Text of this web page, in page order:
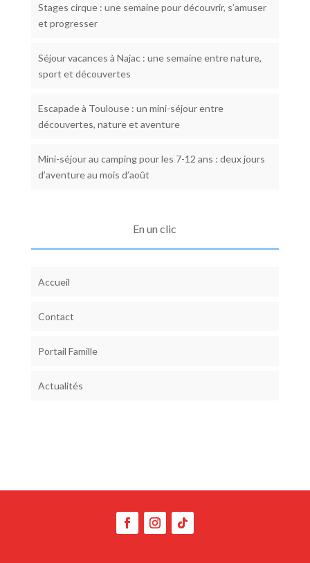
Stages cirque : une semaine pour découvrir, s’amuser
et progresser
Séjour vacances à Najac : une semaine entre nature,
sport et découvertes
Escapade à Toulouse : un mini-séjour entre
découvertes, nature et aventure
Mini-séjour au camping pour les 7-12 ans : deux jours
d’aventure au mois d’août
En un clic
Accueil
Contact
Portail Famille
Actualités